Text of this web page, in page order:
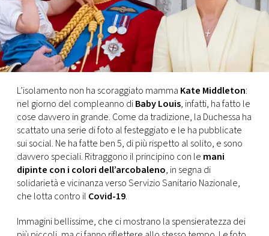
PRINCIPATO
DI
MONACO
RMC
CONSIGLIA
L’isolamento non ha scoraggiato mamma Kate Middleton:
nel giorno del compleanno diBabyLouis, infatti, ha fatto le
cose davvero in grande. Come da tradizione, la Duchessa ha
scattato una serie di foto al festeggiato e le ha pubblicate
sui social. Ne ha fatte ben 5, di più rispetto al solito, e sono
davvero speciali. Ritraggono il principino con le mani
dipinte con i colori dell’arcobaleno, in segna di
solidarietà e vicinanza verso Servizio Sanitario Nazionale,
che lotta contro il Covid-19.
Immagini bellissime, che ci mostrano la spensieratezza dei